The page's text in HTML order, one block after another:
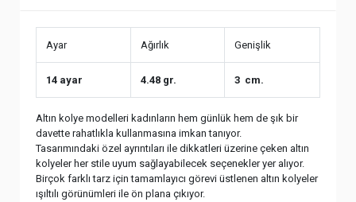
Ayar Ağırlık Genişlik
14 ayar 4.48 gr. 3 cm.
Altın kolye modelleri kadınların hem günlük hem de şık bir
davette rahatlıkla kullanmasına imkan tanıyor.
Tasarımındaki özel ayrıntıları ile dikkatleri üzerine çeken altın
kolyeler her stile uyum sağlayabilecek seçenekler yer alıyor.
Birçok farklı tarz için tamamlayıcı görevi üstlenen altın kolyeler
ışıltılı görünümleri ile ön plana çıkıyor.